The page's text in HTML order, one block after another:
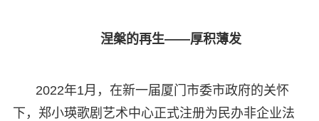
涅槃的再生——厚积薄发
2022年1月，在新一届厦门市委市政府的关怀
下，郑小瑛歌剧艺术中心正式注册为民办非企业法